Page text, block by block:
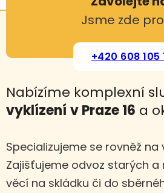
Jsme zde
+420 608 105
Nabízíme komplexní
vyklízení v Praze 16 a
Specializujeme se rovněž na
Zajišťujeme odvoz starých a
věcí na skládku či do